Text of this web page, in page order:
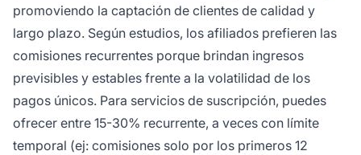
promoviendo la captación de clientes de calidad y
largo plazo. Según estudios, los afiliados prefieren las
comisiones recurrentes porque brindan ingresos
previsibles y estables frente a la volatilidad de los
pagos únicos. Para servicios de suscripción, puedes
ofrecer entre 15-30% recurrente, a veces con límite
temporal (ej: comisiones solo por los primeros 12